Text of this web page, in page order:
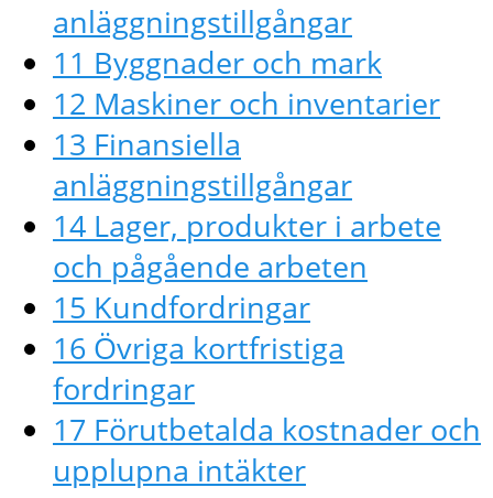
anläggningstillgångar
11 Byggnader och mark
12 Maskiner och inventarier
13 Finansiella
anläggningstillgångar
14 Lager, produkter i arbete
och pågående arbeten
15 Kundfordringar
16 Övriga kortfristiga
fordringar
17 Förutbetalda kostnader och
upplupna intäkter